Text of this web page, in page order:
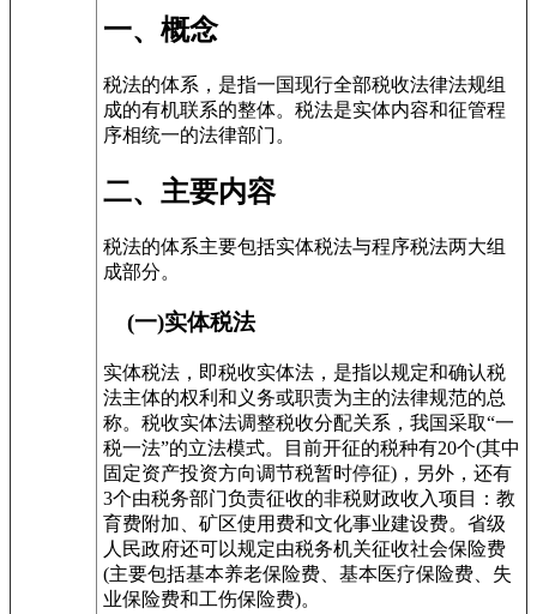
一、概念
税法的体系，是指一国现行全部税收法律法规组
成的有机联系的整体。税法是实体内容和征管程
序相统一的法律部门。
二、主要内容
税法的体系主要包括实体税法与程序税法两大组
成部分。
(一)实体税法
实体税法，即税收实体法，是指以规定和确认税
法主体的权利和义务或职责为主的法律规范的总
称。税收实体法调整税收分配关系，我国采取“一
税一法”的立法模式。目前开征的税种有20个(其中
固定资产投资方向调节税暂时停征)，另外，还有
3个由税务部门负责征收的非税财政收入项目：教
育费附加、矿区使用费和文化事业建设费。省级
人民政府还可以规定由税务机关征收社会保险费
(主要包括基本养老保险费、基本医疗保险费、失
业保险费和工伤保险费)。